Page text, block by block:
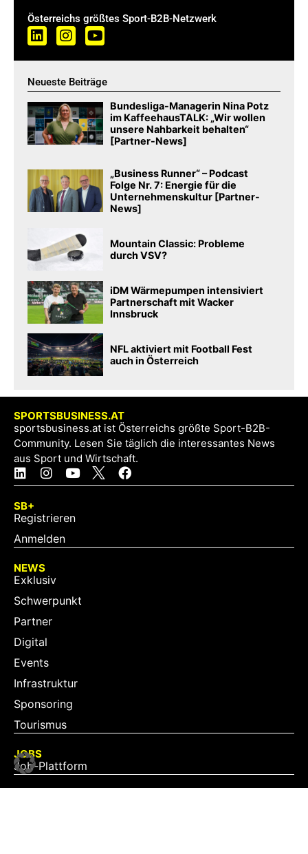
Österreichs größtes Sport-B2B-Netzwerk
Neueste Beiträge
Bundesliga-Managerin Nina Potz
im KaffeehausTALK: „Wir wollen
unsere Nahbarkeit behalten“
[Partner-News]
„Business Runner“ – Podcast
Folge Nr. 7: Energie für die
Unternehmenskultur [Partner-
News]
Mountain Classic: Probleme
durch VSV?
iDM Wärmepumpen intensiviert
Partnerschaft mit Wacker
Innsbruck
NFL aktiviert mit Football Fest
auch in Österreich
SPORTSBUSINESS.AT
sportsbusiness.at ist Österreichs größte Sport-B2B-
Community. Lesen Sie täglich die interessantes News
aus Sport und Wirtschaft.
SB+
Registrieren
Anmelden
NEWS
Exklusiv
Schwerpunkt
Partner
Digital
Events
Infrastruktur
Sponsoring
Tourismus
JOBS
Job-Plattform